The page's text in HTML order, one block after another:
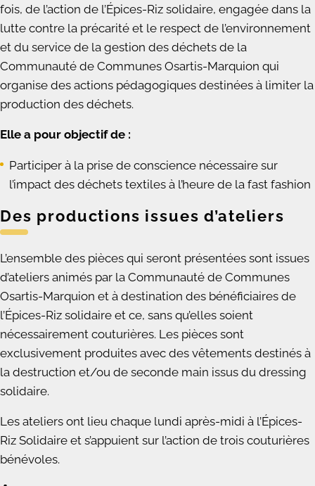
fois, de l’action de l’Épices-Riz solidaire, engagée dans la
lutte contre la précarité et le respect de l’environnement
et du service de la gestion des déchets de la
Communauté de Communes Osartis-Marquion qui
organise des actions pédagogiques destinées à limiter la
production des déchets.
Elle a pour objectif de :
Participer à la prise de conscience nécessaire sur
l’impact des déchets textiles à l’heure de la fast fashion
Des productions issues d’ateliers
L’ensemble des pièces qui seront présentées sont issues
d’ateliers animés par la Communauté de Communes
Osartis-Marquion et à destination des bénéficiaires de
l’Épices-Riz solidaire et ce, sans qu’elles soient
nécessairement couturières. Les pièces sont
exclusivement produites avec des vêtements destinés à
la destruction et/ou de seconde main issus du dressing
solidaire.
Les ateliers ont lieu chaque lundi après-midi à l’Épices-
Riz Solidaire et s’appuient sur l’action de trois couturières
bénévoles.